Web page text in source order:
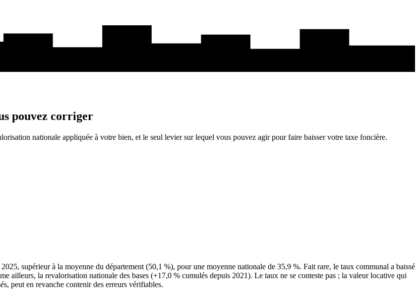
pouvez corriger
nationale appliquée à votre bien, et le seul levier sur lequel vous pouvez agir pour faire baisser votre taxe foncière.
supérieur à la moyenne du département (50,1 %), pour une moyenne nationale de 35,9 %. Fait rare, le taux communal a baissé
ailleurs, la revalorisation nationale des bases (+17,0 % cumulés depuis 2021). Le taux ne se conteste pas ; la valeur locative qui
peut en revanche contenir des erreurs vérifiables.